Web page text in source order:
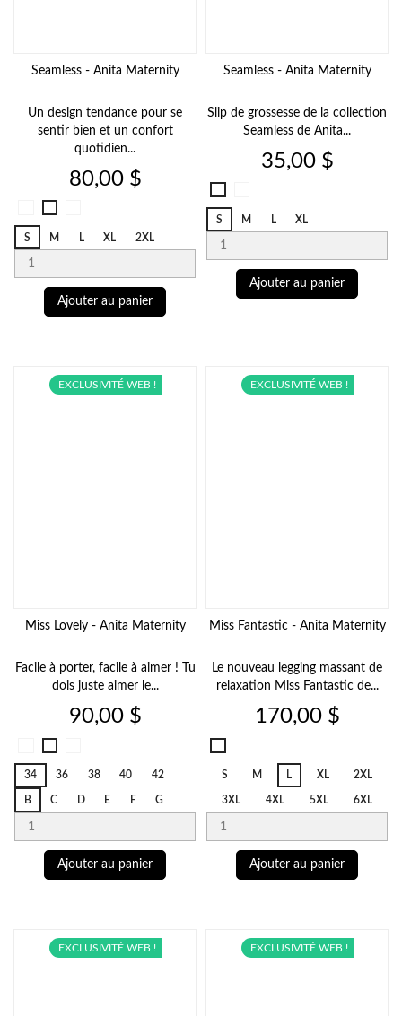
Seamless - Anita Maternity
Un design tendance pour se
sentir bien et un confort
quotidien...
Prix
80,00 $
001
S
M L XL 2XL
Ajouter au panier
Seamless - Anita Maternity
Slip de grossesse de la collection
Seamless de Anita...
Prix
35,00 $
001
S
M L XL
Ajouter au panier
Miss Lovely - Anita Maternity
Facile à porter, facile à aimer ! Tu
dois juste aimer le...
Prix
90,00 $
001
34
36 38 40 42
B C D E F G
Ajouter au panier
EXCLUSIVITÉ WEB !
Miss Fantastic - Anita Maternity
Le nouveau legging massant de
relaxation Miss Fantastic de...
Prix
170,00 $
S
M L XL 2XL
3XL 4XL 5XL 6XL
Ajouter au panier
EXCLUSIVITÉ WEB !
EXCLUSIVITÉ WEB ! EXCLUSIVITÉ WEB !